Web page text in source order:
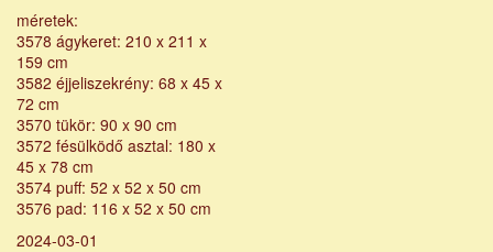
méretek:
3578 ágykeret: 210 x 211 x
159 cm
3582 éjjeliszekrény: 68 x 45 x
72 cm
3570 tükör: 90 x 90 cm
3572 fésülködő asztal: 180 x
45 x 78 cm
3574 puff: 52 x 52 x 50 cm
3576 pad: 116 x 52 x 50 cm
2024-03-01